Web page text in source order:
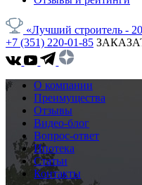
«Лучший строитель -
+7 (351) 220-01-85
О компании
Преимущества
Отзывы
Видео-блог
Вопрос-ответ
Ипотека
Статьи
Контакты